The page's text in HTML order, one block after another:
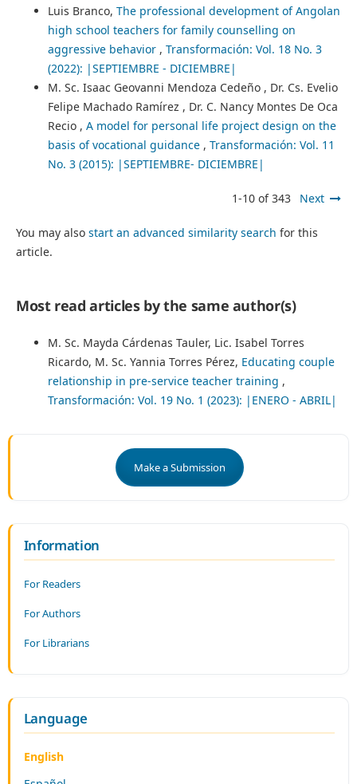
Luis Branco, The professional development of Angolan
high school teachers for family counselling on
aggressive behavior , Transformación: Vol. 18 No. 3
(2022): |SEPTIEMBRE - DICIEMBRE|
M. Sc. Isaac Geovanni Mendoza Cedeño , Dr. Cs. Evelio
Felipe Machado Ramírez , Dr. C. Nancy Montes De Oca
Recio , A model for personal life project design on the
basis of vocational guidance , Transformación: Vol. 11
No. 3 (2015): |SEPTIEMBRE- DICIEMBRE|
1-10 of 343 Next
You may also start an advanced similarity search for this
article.
Most read articles by the same author(s)
M. Sc. Mayda Cárdenas Tauler, Lic. Isabel Torres
Ricardo, M. Sc. Yannia Torres Pérez, Educating couple
relationship in pre-service teacher training ,
Transformación: Vol. 19 No. 1 (2023): |ENERO - ABRIL|
Make a Submission
Information
For Readers
For Authors
For Librarians
Language
English